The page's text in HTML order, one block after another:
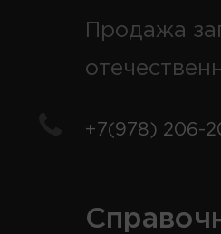
Продажа
+7(978) 206-